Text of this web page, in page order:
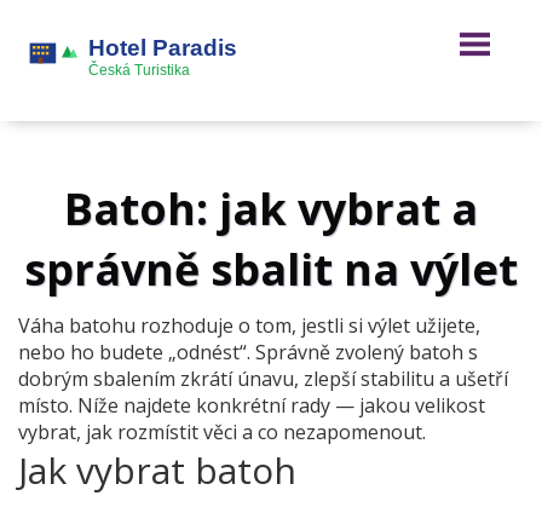
Batoh: jak vybrat a
správně sbalit na výlet
Váha batohu rozhoduje o tom, jestli si výlet užijete,
nebo ho budete „odnést“. Správně zvolený batoh s
dobrým sbalením zkrátí únavu, zlepší stabilitu a ušetří
místo. Níže najdete konkrétní rady — jakou velikost
vybrat, jak rozmístit věci a co nezapomenout.
Jak vybrat batoh